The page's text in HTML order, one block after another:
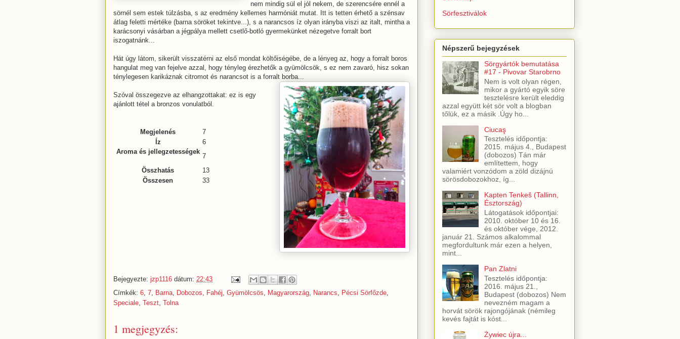
nem mindig sül el jól nekem, de szerencsére ennél a
sörnél sem estek túlzásba, s az eredmény kellemes harmóniát mutat. Itt is tetten érhető a szénsav
átlag feletti mértéke (barna söröket tekintve...), s a narancsos íz olyan irányba viszi az italt, mintha a
karácsonyi vásárban a jégpálya mellett csetlő-botló gyermekünket nézegetve forralt bort
iszogatnánk...
Hát úgy látom, sikerült visszatérni az első mondat költőiségébe, de a lényeg az, hogy a forralt boros
hangulat meg van fejelve azzal, hogy tényleg érezhetők a gyümölcsök, s ez nem zavaró, hisz sokan
ténylegesen karikáznak citromot és narancsot is a forralt borba...
Szóval összegezve az elhangzottakat: ez is egy
ajánlott tétel a bronzos vonulatból.
Megjelenés
7
Íz
6
Aroma és jellegzetességek
7
Összhatás
13
Összesen
33
Bejegyezte: jzp1116 dátum: 22:43
Címkék: 6, 7, Barna, Dobozos, Fahéj, Gyümölcsös, Magyarország, Narancs, Pécsi Sörfőzde,
Speciale, Teszt, Tolna
1 megjegyzés:
Sörfesztiválok
Népszerű bejegyzések
Sörgyártók bemutatása
#17 - Pivovar Starobrno
Nem is volt olyan régen,
mikor a gyártó egyik söre
tesztelésre került eleddig
azzal együtt két sör volt a blogban
tőlük, ez a másik .Úgy ho...
Ciucaş
Tesztelés időpontja:
2015. május 4., Budapest
(dobozos) Tán már
említettem, hogy
valamiért vonzódom a zöld dizájnú
sörösdobozokhoz, íg...
Kapten Tenkeš (Tallinn,
Észtország)
Látogatások időpontjai:
2010. október 10 és 16.
és október vége, 2012.
január 21. Számos alkalommal
megfordultunk már ezen a helyen,
mint...
Pan Zlatni
Tesztelés időpontja:
2016. május 21.,
Budapest (dobozos) Nem
nevezném magam a
horvát sörök rajongójának (némileg
kevés fajtát is kóst...
Żywiec újra...